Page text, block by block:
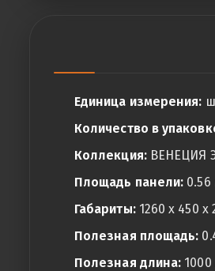
Единица измерения:
Количество в
Коллекция:ВЕНЕЦИЯ
Площадь панели: 0.56
Габариты:1260 x 450 x
Полезная площадь:
Полезная длина: